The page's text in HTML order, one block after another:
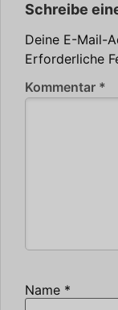
Schreibe
Deine E-Mail-
Erforderliche
Kommentar *
Name *